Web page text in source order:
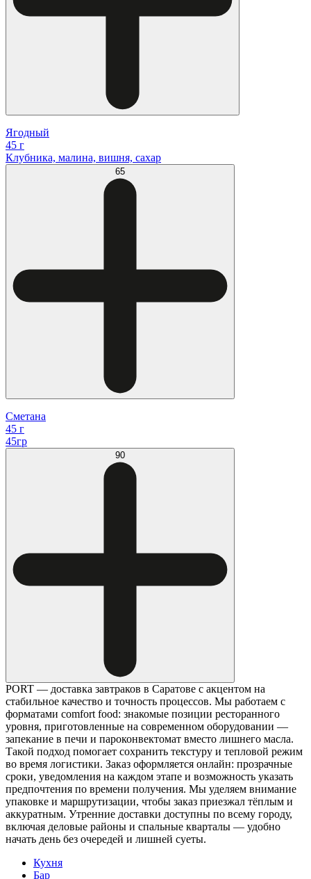
Ягодный
45 г
Клубника, малина, вишня, сахар
65
Сметана
45 г
45гр
90
PORT — доставка завтраков в Саратове с акцентом на
стабильное качество и точность процессов. Мы работаем с
форматами comfort food: знакомые позиции ресторанного
уровня, приготовленные на современном оборудовании —
запекание в печи и пароконвектомат вместо лишнего масла.
Такой подход помогает сохранить текстуру и тепловой режим
во время логистики. Заказ оформляется онлайн: прозрачные
сроки, уведомления на каждом этапе и возможность указать
предпочтения по времени получения. Мы уделяем внимание
упаковке и маршрутизации, чтобы заказ приезжал тёплым и
аккуратным. Утренние доставки доступны по всему городу,
включая деловые районы и спальные кварталы — удобно
начать день без очередей и лишней суеты.
Кухня
Бар